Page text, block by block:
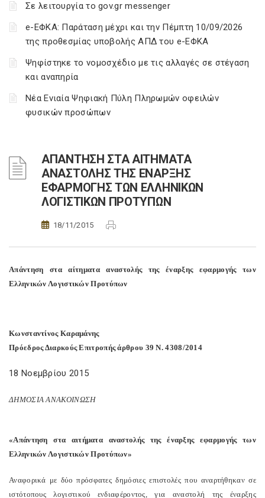
Σε λειτουργία το gov.gr messenger
e-ΕΦΚΑ: Παράταση μέχρι και την Πέμπτη 10/09/2026
της προθεσμίας υποβολής ΑΠΔ του e-ΕΦΚΑ
Ψηφίστηκε το νομοσχέδιο με τις αλλαγές σε στέγαση
και αναπηρία
Νέα Ενιαία Ψηφιακή Πύλη Πληρωμών οφειλών
φυσικών προσώπων
ΑΠΑΝΤΗΣΗ ΣΤΑ ΑΙΤΗΜΑΤΑ
ΑΝΑΣΤΟΛΗΣ ΤΗΣ ΕΝΑΡΞΗΣ
ΕΦΑΡΜΟΓΗΣ ΤΩΝ ΕΛΛΗΝΙΚΩΝ
ΛΟΓΙΣΤΙΚΩΝ ΠΡΟΤΥΠΩΝ
18/11/2015
Απάντηση στα αίτηματα αναστολής της έναρξης εφαρμογής των
Ελληνικών Λογιστικών Προτύπων
Κωνσταντίνος Καραμάνης
Πρόεδρος Διαρκούς Επιτροπής άρθρου 39 Ν. 4308/2014
18 Νοεμβρίου 2015
ΔΗΜΟΣΙΑ ΑΝΑΚΟΙΝΩΣΗ
«Απάντηση στα αιτήματα αναστολής της έναρξης εφαρμογής των
Ελληνικών Λογιστικών Προτύπων»
Αναφορικά με δύο πρόσφατες δημόσιες επιστολές που αναρτήθηκαν σε
ιστότοπους λογιστικού ενδιαφέροντος, για αναστολή της έναρξης